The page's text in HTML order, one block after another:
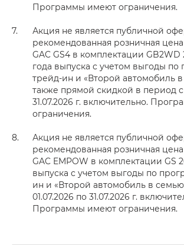
Программы имеют ограничения.
Акция не является публичной
рекомендованная розничная
GAC GS4 в комплектации GB2WD
года выпуска с учетом выгоды
трейд-ин и «Второй автомобиль
также прямой скидкой в период с
31.07.2026 г. включительно.
ограничения.
Акция не является публичной
рекомендованная розничная
GAC EMPOW в комплектации GS
выпуска с учетом выгоды по
ин и «Второй автомобиль в
01.07.2026 по 31.07.2026 г.
Программы имеют ограничения.